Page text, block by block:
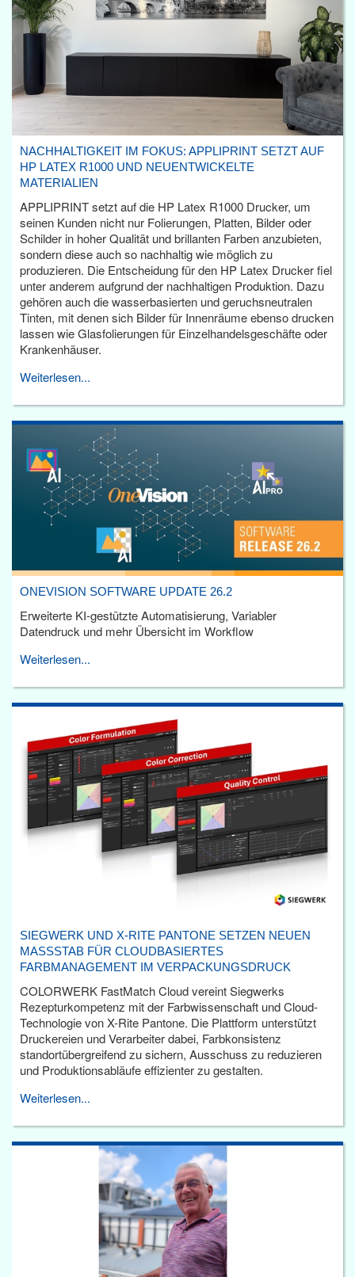
NACHHALTIGKEIT IM FOKUS: APPLIPRINT SETZT AUF
HP LATEX R1000 UND NEUENTWICKELTE
MATERIALIEN
APPLIPRINT setzt auf die HP Latex R1000 Drucker, um
seinen Kunden nicht nur Folierungen, Platten, Bilder oder
Schilder in hoher Qualität und brillanten Farben anzubieten,
sondern diese auch so nachhaltig wie möglich zu
produzieren. Die Entscheidung für den HP Latex Drucker fiel
unter anderem aufgrund der nachhaltigen Produktion. Dazu
gehören auch die wasserbasierten und geruchsneutralen
Tinten, mit denen sich Bilder für Innenräume ebenso drucken
lassen wie Glasfolierungen für Einzelhandelsgeschäfte oder
Krankenhäuser.
Weiterlesen...
ONEVISION SOFTWARE UPDATE 26.2
Erweiterte KI-gestützte Automatisierung, Variabler
Datendruck und mehr Übersicht im Workflow
Weiterlesen...
SIEGWERK UND X-RITE PANTONE SETZEN NEUEN
MASSSTAB FÜR CLOUDBASIERTES F
ARBMANAGEMENT IM VERPACKUNGSDRUCK
COLORWERK FastMatch Cloud vereint Siegwerks
Rezepturkompetenz mit der Farbwissenschaft und Cloud-
Technologie von X-Rite Pantone. Die Plattform unterstützt
Druckereien und Verarbeiter dabei, Farbkonsistenz
standortübergreifend zu sichern, Ausschuss zu reduzieren
und Produktionsabläufe effizienter zu gestalten.
Weiterlesen...